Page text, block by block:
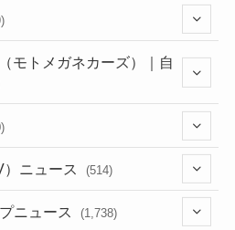
(252)
(2,473)
(352)
モトメガネカーズ）｜自
(211)
ニュース (514)
(132)
ニュース (1,738)